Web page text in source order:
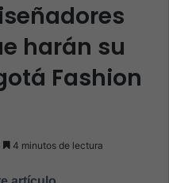
harán su
Fashion
4 minutos de lectura